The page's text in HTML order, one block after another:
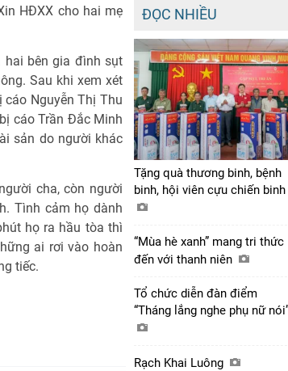
HĐXX cho hai mẹ
hai bên gia đình sụt
Sau khi xem xét
Nguyễn Thị Thu
cáo Trần Đắc Minh
sản do người khác
cha, còn người
Tình cảm họ dành
họ ra hầu tòa thì
ai rơi vào hoàn
tiếc.
ĐỌC NHIỀU
Tặng quà thương binh, bệnh
binh, hội viên cựu chiến binh
“Mùa hè xanh” mang tri thức
đến với thanh niên
Tổ chức diễn đàn điểm
“Tháng lắng nghe phụ nữ
Rạch Khai Luông